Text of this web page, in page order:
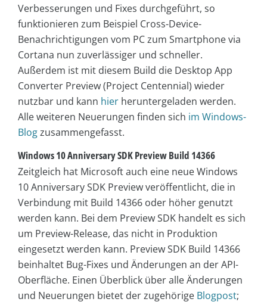
Verbesserungen und Fixes durchgeführt, so
funktionieren zum Beispiel Cross-Device-
Benachrichtigungen vom PC zum Smartphone via
Cortana nun zuverlässiger und schneller.
Außerdem ist mit diesem Build die Desktop App
Converter Preview(Project Centennial) wieder
nutzbar und kann hier heruntergeladen werden.
Alle weiteren Neuerungen finden sich im Windows-
Blogzusammengefasst.
Windows 10 Anniversary SDK Preview Build 14366
Zeitgleich hat Microsoft auch eine neue Windows
10 Anniversary SDK Preview veröffentlicht, die in
Verbindung mit Build 14366 oder höher genutzt
werden kann. Bei dem Preview SDK handelt es sich
um Preview-Release, das nicht in Produktion
eingesetzt werden kann. Preview SDK Build 14366
beinhaltet Bug-Fixes und Änderungen an der API-
Oberfläche. Einen Überblick über alle Änderungen
und Neuerungen bietet der zugehörige Blogpost;